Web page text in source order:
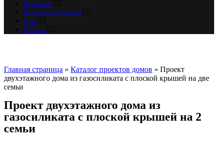
Портфолио
Калькулятор стоимости
О нас
Контакты
Главная страница » Каталог проектов домов » Проект
двухэтажного дома из газосиликата с плоской крышей на две
семьи
Проект двухэтажного дома из
газосиликата с плоской крышей на 2
семьи